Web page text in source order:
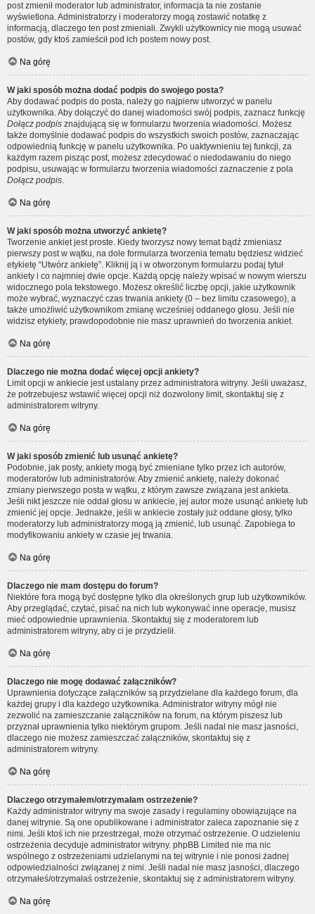
post zmienił moderator lub administrator, informacja ta nie zostanie
wyświetlona. Administratorzy i moderatorzy mogą zostawić notatkę z
informacją, dlaczego ten post zmieniali. Zwykli użytkownicy nie mogą usuwać
postów, gdy ktoś zamieścił pod ich postem nowy post.
Na górę
W jaki sposób można dodać podpis do swojego posta?
Aby dodawać podpis do posta, należy go najpierw utworzyć w panelu
użytkownika. Aby dołączyć do danej wiadomości swój podpis, zaznacz funkcję
Dołącz podpis znajdującą się w formularzu tworzenia wiadomości. Możesz
także domyślnie dodawać podpis do wszystkich swoich postów, zaznaczając
odpowiednią funkcję w panelu użytkownika. Po uaktywnieniu tej funkcji, za
każdym razem pisząc post, możesz zdecydować o niedodawaniu do niego
podpisu, usuwając w formularzu tworzenia wiadomości zaznaczenie z pola
Dołącz podpis.
Na górę
W jaki sposób można utworzyć ankietę?
Tworzenie ankiet jest proste. Kiedy tworzysz nowy temat bądź zmieniasz
pierwszy post w wątku, na dole formularza tworzenia tematu będziesz widzieć
etykietę “Utwórz ankietę”. Kliknij ją i w otworzonym formularzu podaj tytuł
ankiety i co najmniej dwie opcje. Każdą opcję należy wpisać w nowym wierszu
widocznego pola tekstowego. Możesz określić liczbę opcji, jakie użytkownik
może wybrać, wyznaczyć czas trwania ankiety (0 – bez limitu czasowego), a
także umożliwić użytkownikom zmianę wcześniej oddanego głosu. Jeśli nie
widzisz etykiety, prawdopodobnie nie masz uprawnień do tworzenia ankiet.
Na górę
Dlaczego nie można dodać więcej opcji ankiety?
Limit opcji w ankiecie jest ustalany przez administratora witryny. Jeśli uważasz,
że potrzebujesz wstawić więcej opcji niż dozwolony limit, skontaktuj się z
administratorem witryny.
Na górę
W jaki sposób zmienić lub usunąć ankietę?
Podobnie, jak posty, ankiety mogą być zmieniane tylko przez ich autorów,
moderatorów lub administratorów. Aby zmienić ankietę, należy dokonać
zmiany pierwszego posta w wątku, z którym zawsze związana jest ankieta.
Jeśli nikt jeszcze nie oddał głosu w ankiecie, jej autor może usunąć ankietę lub
zmienić jej opcje. Jednakże, jeśli w ankiecie zostały już oddane głosy, tylko
moderatorzy lub administratorzy mogą ją zmienić, lub usunąć. Zapobiega to
modyfikowaniu ankiety w czasie jej trwania.
Na górę
Dlaczego nie mam dostępu do forum?
Niektóre fora mogą być dostępne tylko dla określonych grup lub użytkowników.
Aby przeglądać, czytać, pisać na nich lub wykonywać inne operacje, musisz
mieć odpowiednie uprawnienia. Skontaktuj się z moderatorem lub
administratorem witryny, aby ci je przydzielił.
Na górę
Dlaczego nie mogę dodawać załączników?
Uprawnienia dotyczące załączników są przydzielane dla każdego forum, dla
każdej grupy i dla każdego użytkownika. Administrator witryny mógł nie
zezwolić na zamieszczanie załączników na forum, na którym piszesz lub
przyznał uprawnienia tylko niektórym grupom. Jeśli nadal nie masz jasności,
dlaczego nie możesz zamieszczać załączników, skontaktuj się z
administratorem witryny.
Na górę
Dlaczego otrzymałem/otrzymałam ostrzeżenie?
Każdy administrator witryny ma swoje zasady i regulaminy obowiązujące na
danej witrynie. Są one opublikowane i administrator zaleca zapoznanie się z
nimi. Jeśli ktoś ich nie przestrzegał, może otrzymać ostrzeżenie. O udzieleniu
ostrzeżenia decyduje administrator witryny. phpBB Limited nie ma nic
wspólnego z ostrzeżeniami udzielanymi na tej witrynie i nie ponosi żadnej
odpowiedzialności związanej z nimi. Jeśli nadal nie masz jasności, dlaczego
otrzymałeś/otrzymałaś ostrzeżenie, skontaktuj się z administratorem witryny.
Na górę